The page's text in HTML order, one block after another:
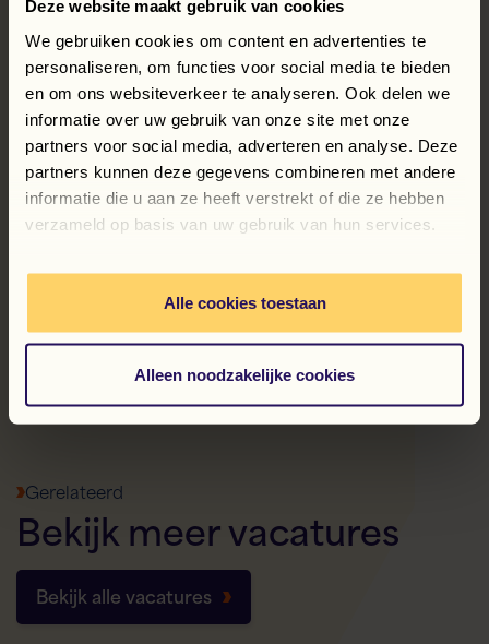
Deze website maakt gebruik van cookies
We gebruiken cookies om content en advertenties te
personaliseren, om functies voor social media te bieden
en om ons websiteverkeer te analyseren. Ook delen we
informatie over uw gebruik van onze site met onze
partners voor social media, adverteren en analyse. Deze
partners kunnen deze gegevens combineren met andere
informatie die u aan ze heeft verstrekt of die ze hebben
verzameld op basis van uw gebruik van hun services.
Alle cookies toestaan
Alleen noodzakelijke cookies
Flex Support
Logistiek medewerker –
voedselverpakkingen
Terug naar overzicht
Gerelateerd
Bekijkmeervacatures
Bekijk alle vacatures